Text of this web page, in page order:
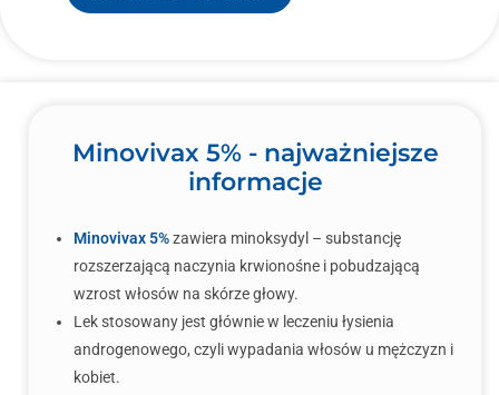
Minovivax 5% - najważniejsze
informacje
Minovivax 5%zawiera minoksydyl – substancję
rozszerzającą naczynia krwionośne i pobudzającą
wzrost włosów na skórze głowy.
Lek stosowany jest głównie w leczeniu łysienia
androgenowego, czyli wypadania włosów u mężczyzn i
kobiet.